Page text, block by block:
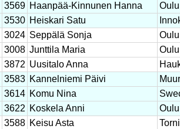
3569 Haanpää-Kinnunen Hanna
Oulu
3530 Heiskari Satu
3024 Seppälä Sonja
Oulu
3008 Junttila Maria
Oulu
3872 Uusitalo Anna
3583 Kannelniemi Päivi
3614 Komu Nina
3622 Koskela Anni
Oulu
3588 Keisu Asta